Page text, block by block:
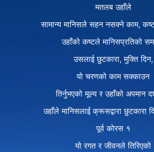
मतलब उहाँले
सामान्य मानिसले सहन नसक्ने काम,
उहाँको कष्टले मानिसप्रतिको
उसलाई छुटकारा, मुक्ति दिन,
यो चरणको काम सक्काउन
तिर्नुभएको मूल्य र उहाँको अपमान
उहाँले मानिसलाई क्रूसद्वारा छुटकारा
पूर्व कोरस १
यो रगत र जीवनले तिरिएको